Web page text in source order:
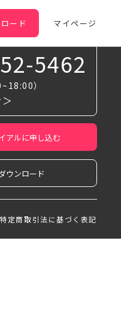
ード マイページ
ださい
5462
）
アルに申し込む
ウンロード
特定商取引法に基づく表記